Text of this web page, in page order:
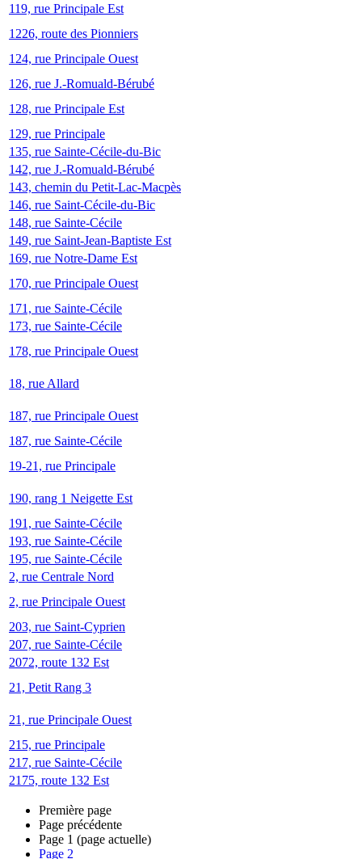
119, rue Principale Est
1226, route des Pionniers
124, rue Principale Ouest
126, rue J.-Romuald-Bérubé
128, rue Principale Est
129, rue Principale
135, rue Sainte-Cécile-du-Bic
142, rue J.-Romuald-Bérubé
143, chemin du Petit-Lac-Macpès
146, rue Saint-Cécile-du-Bic
148, rue Sainte-Cécile
149, rue Saint-Jean-Baptiste Est
169, rue Notre-Dame Est
170, rue Principale Ouest
171, rue Sainte-Cécile
173, rue Sainte-Cécile
178, rue Principale Ouest
18, rue Allard
187, rue Principale Ouest
187, rue Sainte-Cécile
19-21, rue Principale
190, rang 1 Neigette Est
191, rue Sainte-Cécile
193, rue Sainte-Cécile
195, rue Sainte-Cécile
2, rue Centrale Nord
2, rue Principale Ouest
203, rue Saint-Cyprien
207, rue Sainte-Cécile
2072, route 132 Est
21, Petit Rang 3
21, rue Principale Ouest
215, rue Principale
217, rue Sainte-Cécile
2175, route 132 Est
Première page
Page précédente
Page 1 (page actuelle)
Page 2